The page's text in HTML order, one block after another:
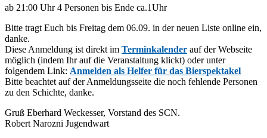
ab 21:00 Uhr 4 Personen bis Ende ca.1Uhr
Bitte tragt Euch bis Freitag dem 06.09. in der neuen Liste online ein,
danke.
Diese Anmeldung ist direkt im Terminkalender auf der Webseite
möglich (indem Ihr auf die Veranstaltung klickt) oder unter
folgendem Link: Anmelden als Helfer für das Bierspektakel
Bitte beachtet auf der Anmeldungsseite die noch fehlende Personen
zu den Schichte, danke.
Gruß Eberhard Weckesser, Vorstand des SCN.
Robert Narozni Jugendwart